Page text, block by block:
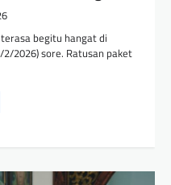
begitu hangat di
2026) sore. Ratusan paket